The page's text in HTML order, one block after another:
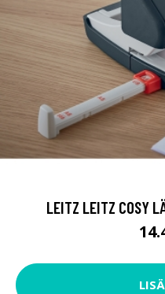
LEITZ LEITZ COSY